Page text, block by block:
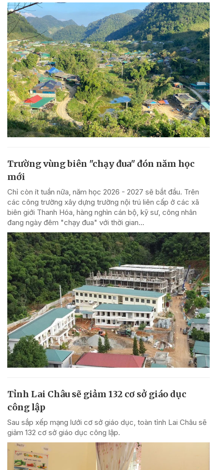
Trường vùng biên "chạy đua" đón năm học
mới
Chỉ còn ít tuần nữa, năm học 2026 - 2027 sẽ bắt đầu. Trên
các công trường xây dựng trường nội trú liên cấp ở các xã
biên giới Thanh Hóa, hàng nghìn cán bộ, kỹ sư, công nhân
đang ngày đêm "chạy đua" với thời gian...
Tỉnh Lai Châu sẽ giảm 132 cơ sở giáo dục
công lập
Sau sắp xếp mạng lưới cơ sở giáo dục, toàn tỉnh Lai Châu sẽ
giảm 132 cơ sở giáo dục công lập.